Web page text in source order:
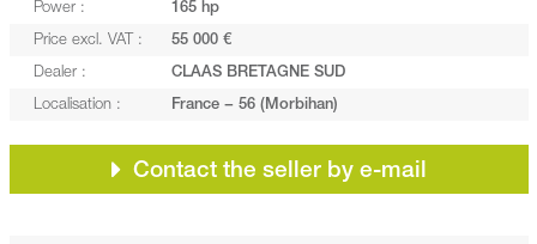
Power : 165 hp
Price excl. VAT : 55 000 €
Dealer : CLAAS BRETAGNE SUD
Localisation : France − 56 (Morbihan)
Contact the seller by e-mail